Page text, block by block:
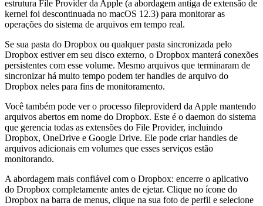
estrutura File Provider da Apple (a abordagem antiga de extensão de
kernel foi descontinuada no macOS 12.3) para monitorar as
operações do sistema de arquivos em tempo real.
Se sua pasta do Dropbox ou qualquer pasta sincronizada pelo
Dropbox estiver em seu disco externo, o Dropbox manterá conexões
persistentes com esse volume. Mesmo arquivos que terminaram de
sincronizar há muito tempo podem ter handles de arquivo do
Dropbox neles para fins de monitoramento.
Você também pode ver o processo fileproviderd da Apple mantendo
arquivos abertos em nome do Dropbox. Este é o daemon do sistema
que gerencia todas as extensões do File Provider, incluindo
Dropbox, OneDrive e Google Drive. Ele pode criar handles de
arquivos adicionais em volumes que esses serviços estão
monitorando.
A abordagem mais confiável com o Dropbox: encerre o aplicativo
do Dropbox completamente antes de ejetar. Clique no ícone do
Dropbox na barra de menus, clique na sua foto de perfil e selecione